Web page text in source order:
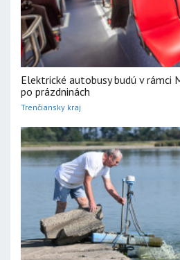
Elektrické autobusy budú v rámci
po prázdninách
Trenčiansky kraj